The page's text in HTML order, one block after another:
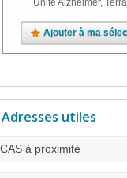
Unité Alzheimer,
Ajouter à ma
Adresses utiles
à proximité